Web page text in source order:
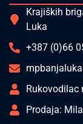
Krajiških
Luka
+387 (0)66
Rukovodilac
Prodaja: